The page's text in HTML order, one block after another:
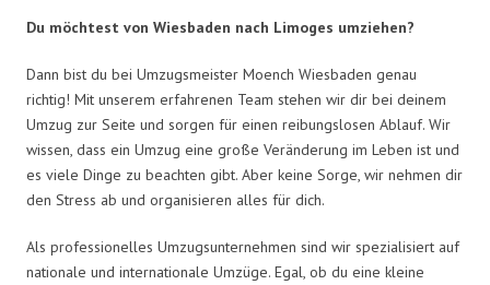
Du möchtest von Wiesbaden nach Limoges umziehen?
Dann bist du bei Umzugsmeister Moench Wiesbaden genau
richtig! Mit unserem erfahrenen Team stehen wir dir bei deinem
Umzug zur Seite und sorgen für einen reibungslosen Ablauf. Wir
wissen, dass ein Umzug eine große Veränderung im Leben ist und
es viele Dinge zu beachten gibt. Aber keine Sorge, wir nehmen dir
den Stress ab und organisieren alles für dich.
Als professionelles Umzugsunternehmen sind wir spezialisiert auf
nationale und internationale Umzüge. Egal, ob du eine kleine